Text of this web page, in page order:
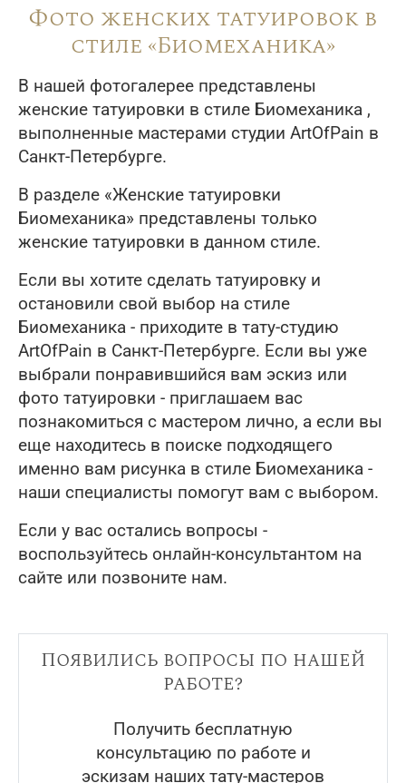
Фото женских татуировок в
стиле «Биомеханика»
В нашей фотогалерее представлены
женские татуировки в стиле Биомеханика ,
выполненные мастерами студии ArtOfPain в
Санкт-Петербурге.
В разделе «Женские татуировки
Биомеханика» представлены только
женские татуировки в данном стиле.
Если вы хотите сделать татуировку и
остановили свой выбор на стиле
Биомеханика - приходите в тату-студию
ArtOfPain в Санкт-Петербурге. Если вы уже
выбрали понравившийся вам эскиз или
фото татуировки - приглашаем вас
познакомиться с мастером лично, а если вы
еще находитесь в поиске подходящего
именно вам рисунка в стиле Биомеханика -
наши специалисты помогут вам с выбором.
Если у вас остались вопросы -
воспользуйтесь онлайн-консультантом на
сайте или позвоните нам.
Появились вопросы по нашей
работе?
Получить бесплатную
консультацию по работе и
эскизам наших тату-мастеров